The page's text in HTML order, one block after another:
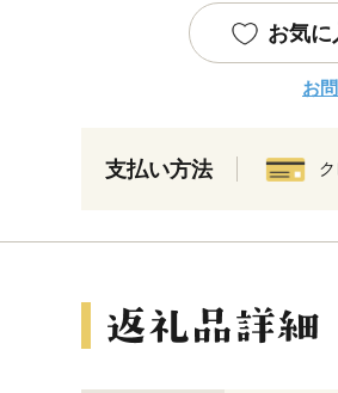
お気に
お
支払い方法